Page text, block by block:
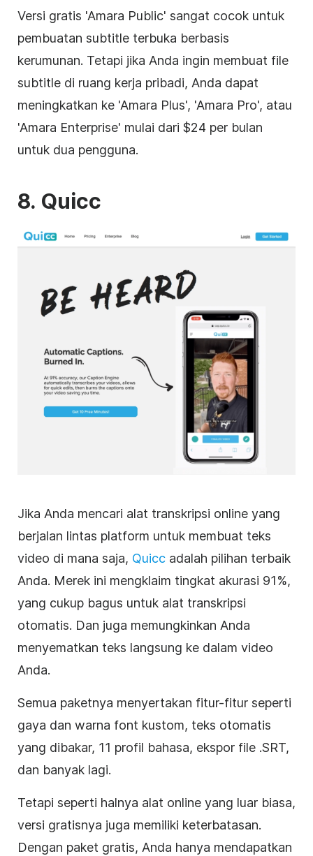
Versi gratis 'Amara Public' sangat cocok untuk
pembuatan subtitle terbuka berbasis
kerumunan. Tetapi jika Anda ingin membuat file
subtitle di ruang kerja pribadi, Anda dapat
meningkatkan ke 'Amara Plus', 'Amara Pro', atau
'Amara Enterprise' mulai dari $24 per bulan
untuk dua pengguna.
8. Quicc
Jika Anda mencari alat transkripsi online yang
berjalan lintas platform untuk membuat teks
video di mana saja, Quicc adalah pilihan terbaik
Anda. Merek ini mengklaim tingkat akurasi 91%,
yang cukup bagus untuk alat transkripsi
otomatis. Dan juga memungkinkan Anda
menyematkan teks langsung ke dalam video
Anda.
Semua paketnya menyertakan fitur-fitur seperti
gaya dan warna font kustom, teks otomatis
yang dibakar, 11 profil bahasa, ekspor file .SRT,
dan banyak lagi.
Tetapi seperti halnya alat online yang luar biasa,
versi gratisnya juga memiliki keterbatasan.
Dengan paket gratis, Anda hanya mendapatkan